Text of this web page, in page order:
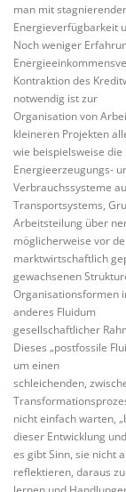
man mit
Energieverfügbarkeit
Noch weniger
Kontraktion des
notwendig ist zur
Organisation von
kleineren Projekten
wie beispielsweise
Energieerzeugungs-
Verbrauchssysteme
Transportsystems,
Arbeitsteilung über
möglicherweise vor
marktwirtschaftlich
gewachsenen
Organisationsformen
anderes Fluidum
gesellschaftlicher
Dieses „postfossile
um einen
schleichenden,
nicht einfach warten,
dieser Entwicklung und
es gibt Sinn, sie nicht
reflektieren, daraus zu